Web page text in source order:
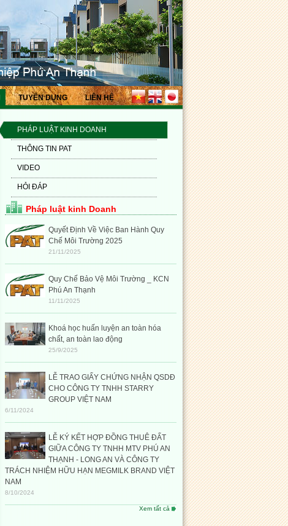
TUYỂN DỤNG LIÊN HỆ
PHÁP LUẬT KINH DOANH
THÔNG TIN PAT
VIDEO
HỎI ĐÁP
Pháp luật kinh Doanh
Quyết Định Về Việc Ban Hành Quy
Chế Môi Trường 2025
21/11/2025
Quy Chế Bảo Vệ Môi Trường _ KCN
Phú An Thạnh
11/11/2025
Khoá học huấn luyện an toàn hóa
chất, an toàn lao động
25/9/2025
LỄ TRAO GIẤY CHỨNG NHẬN QSDĐ
CHO CÔNG TY TNHH STARRY
GROUP VIỆT NAM
6/11/2024
LỄ KÝ KẾT HỢP ĐỒNG THUÊ ĐẤT
GIỮA CÔNG TY TNHH MTV PHÚ AN
THẠNH - LONG AN VÀ CÔNG TY
TRÁCH NHIỆM HỮU HẠN MEGMILK BRAND VIỆT
NAM
8/10/2024
Xem tất cả